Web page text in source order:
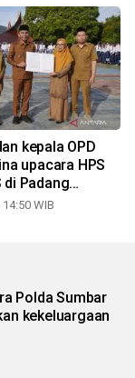
kepala OPD
upacara HPS
di Padang
WIB
Polda Sumbar
kekeluargaan